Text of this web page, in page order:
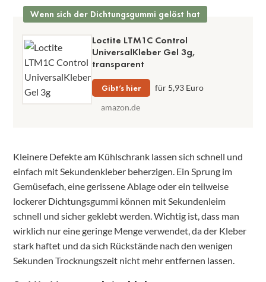
Wenn sich der Dichtungsgummi gelöst hat
Loctite LTM1C Control
UniversalKleber Gel 3g,
transparent
Gibt’s hier
für 5,93 Euro
amazon.de
Kleinere Defekte am Kühlschrank lassen sich schnell und
einfach mit Sekundenkleber beherzigen. Ein Sprung im
Gemüsefach, eine gerissene Ablage oder ein teilweise
lockerer Dichtungsgummi können mit Sekundenleim
schnell und sicher geklebt werden. Wichtig ist, dass man
wirklich nur eine geringe Menge verwendet, da der Kleber
stark haftet und da sich Rückstände nach den wenigen
Sekunden Trocknungszeit nicht mehr entfernen lassen.